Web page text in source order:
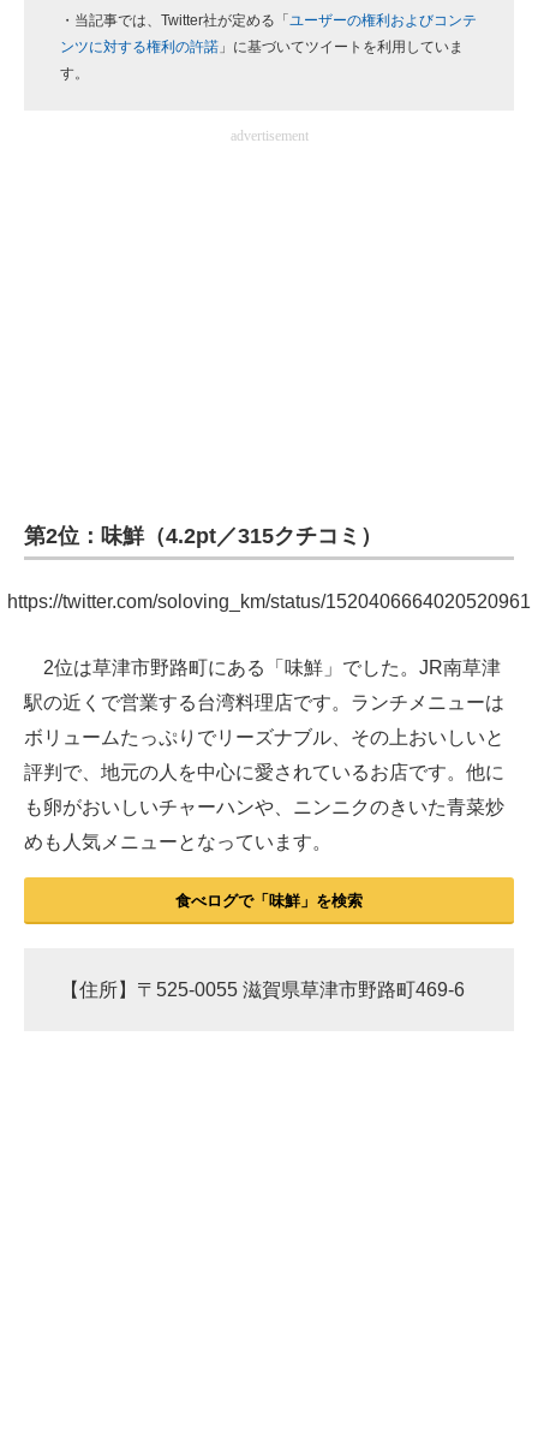
・当記事では、Twitter社が定める「 ユーザーの権利およびコンテ
ンツに対する権利の許諾 」に基づいてツイートを利用していま
す。
advertisement
第2位：味鮮（4.2pt／315クチコミ）
https://twitter.com/soloving_km/status/1520406664020520961
2位は草津市野路町にある「味鮮」でした。JR南草津
駅の近くで営業する台湾料理店です。ランチメニューは
ボリュームたっぷりでリーズナブル、その上おいしいと
評判で、地元の人を中心に愛されているお店です。他に
も卵がおいしいチャーハンや、ニンニクのきいた青菜炒
めも人気メニューとなっています。
食べログで「味鮮」を検索
【住所】〒525-0055 滋賀県草津市野路町469-6